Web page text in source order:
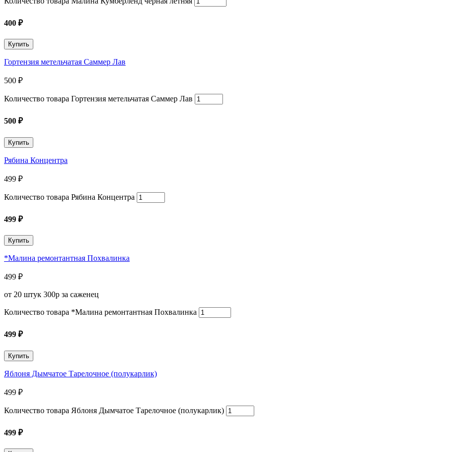
400 ₽
Купить
Гортензия метельчатая Саммер Лав
500 ₽
Количество товара Гортензия метельчатая Саммер Лав
500 ₽
Купить
Рябина Концентра
499 ₽
Количество товара Рябина Концентра
499 ₽
Купить
*Малина ремонтантная Похвалинка
499 ₽
от 20 штук 300р за саженец
Количество товара *Малина ремонтантная Похвалинка
499 ₽
Купить
Яблоня Дымчатое Тарелочное (полукарлик)
499 ₽
Количество товара Яблоня Дымчатое Тарелочное (полукарлик)
499 ₽